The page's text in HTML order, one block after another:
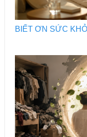
BIẾT ƠN SỨC